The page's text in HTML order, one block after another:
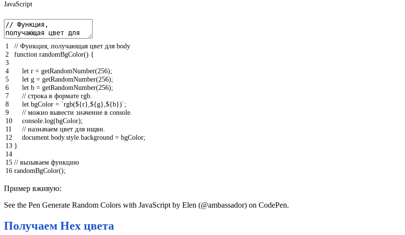
JavaScript
1
2
3
4
5
6
7
8
9
10
11
12
13
14
15
16
// Функция, получающая цвет для body
function randomBgColor() {
let r = getRandomNumber(256);
let g = getRandomNumber(256);
let b = getRandomNumber(256);
// строка в формате rgb.
let bgColor = `rgb(${r},${g},${b})`;
// можно вывести значение в console.
console log(bgColor);
// назначаем цвет для ищвн.
document body. style background = bgColor;
}
// вызываем функцию
randomBgColor();
Пример вживую:
See the Pen Generate Random Colors with JavaScript by Elen (@ambassador) on CodePen.
Получаем Hex цвета